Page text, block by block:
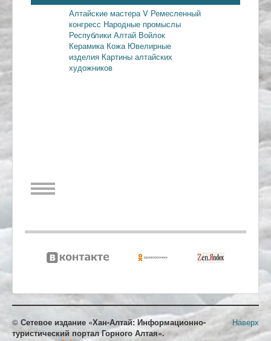
Алтайские мастера V Ремесленный
конгресс Народные промыслы
Республики Алтай Войлок
Керамика Кожа Ювелирные
изделия Картины алтайских
художников
Наверх
© Сетевое издание «Хан-Алтай: Информационно-
туристический портал Горного Алтая».